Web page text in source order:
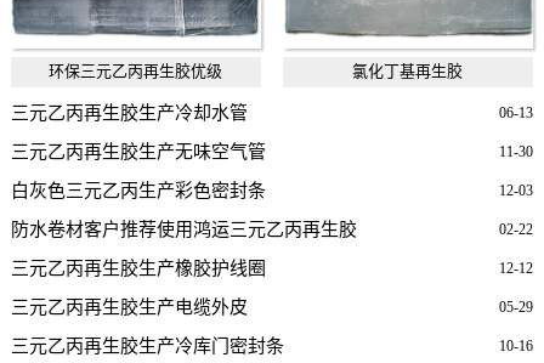
环保三元乙丙再生胶优级 氯化丁基再生胶
06-13
三元乙丙再生胶生产冷却水管
11-30
三元乙丙再生胶生产无味空气管
12-03
白灰色三元乙丙生产彩色密封条
02-22
防水卷材客户推荐使用鸿运三元乙丙再生胶
12-12
三元乙丙再生胶生产橡胶护线圈
05-29
三元乙丙再生胶生产电缆外皮
10-16
三元乙丙再生胶生产冷库门密封条